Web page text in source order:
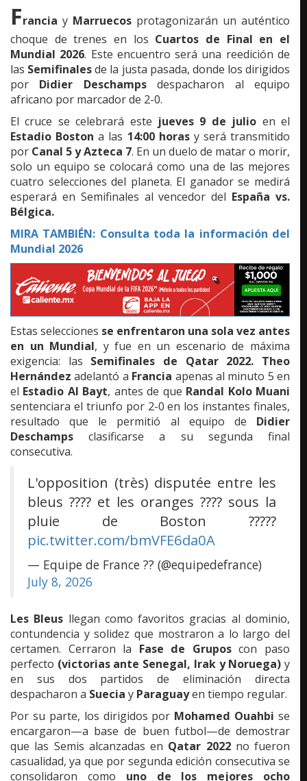
Francia y Marruecos protagonizarán un auténtico
choque de trenes en los Cuartos de Final en el
Mundial 2026. Este encuentro será una reedición de
las Semifinalesde la justa pasada, donde los dirigidos
por Didier Deschampsdespacharon al equipo
africano por marcador de 2-0.
El cruce se celebrará este jueves 9 de julio en el
Estadio Boston a las 14:00 horasy será transmitido
por Canal 5 y Azteca 7. En un duelo de matar o morir,
solo un equipo se colocará como una de las mejores
cuatro selecciones del planeta. El ganador se medirá
esperará en Semifinales al vencedor del España vs.
Bélgica.
MIRA TAMBIÉN: Consulta toda la información del
Mundial 2026
Estas selecciones se enfrentaron una sola vez antes
en un Mundial, y fue en un escenario de máxima
exigencia: las Semifinales de Qatar 2022. Theo
Hernández adelantó a Francia apenas al minuto 5 en
el Estadio Al Bayt, antes de que Randal Kolo Muani
sentenciara el triunfo por 2-0 en los instantes finales,
resultado que le permitió al equipo de Didier
Deschamps clasificarse a su segunda final
consecutiva.
L'opposition (très) disputée entre les
bleus ???? et les oranges ???? sous la
pluie de Boston ?????
pic.twitter.com/bmVFE6da0A
— Equipe de France ?? (@equipedefrance)
July 8, 2026
Les Bleus llegan como favoritos gracias al dominio,
contundencia y solidez que mostraron a lo largo del
certamen. Cerraron la Fase de Gruposcon paso
perfecto (victorias ante Senegal, Irak y Noruega) y
en sus dos partidos de eliminación directa
despacharon a Suecia y Paraguayen tiempo regular.
Por su parte, los dirigidos por Mohamed Ouahbi se
encargaron—a base de buen futbol—de demostrar
que las Semis alcanzadas en Qatar 2022no fueron
casualidad, ya que por segunda edición consecutiva se
consolidaron como uno de los mejores ocho